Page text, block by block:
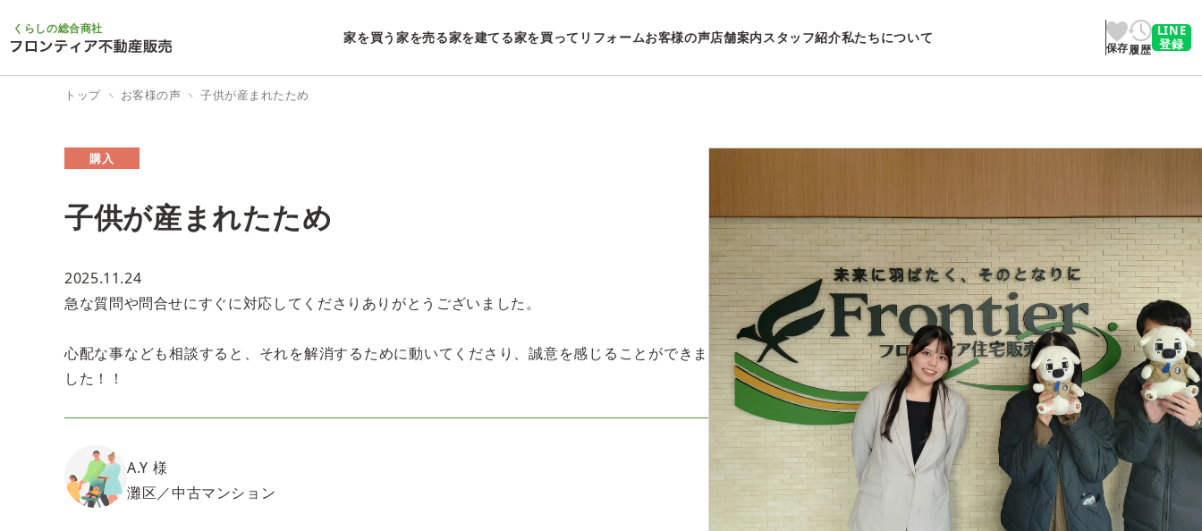
くらしの総合商社
家を買う 家を売る家を建てる家を買ってリフォームお客様の声店舗案内スタッフ紹介私たちについて
保存履歴
LINE
登録
トップ お客様の声 子供が産まれたため
購入
子供が産まれたため
2025.11.24
急な質問や問合せにすぐに対応してくださりありがとうございました。
心配な事なども相談すると、それを解消するために動いてくださり、誠意を感じることができま
した！！
A.Y 様
灘区／中古マンション